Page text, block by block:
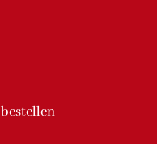
bestellen